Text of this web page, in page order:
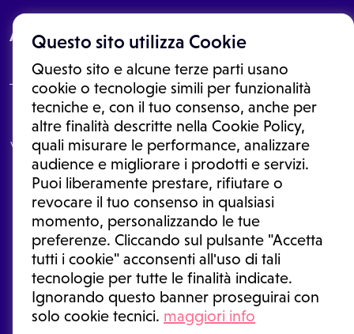
Questo sito utilizza Cookie
Questo sito e alcune terze parti usano
cookie o tecnologie simili per funzionalità
tecniche e, con il tuo consenso, anche per
altre finalità descritte nella Cookie Policy,
quali misurare le performance, analizzare
audience e migliorare i prodotti e servizi.
Puoi liberamente prestare, rifiutare o
revocare il tuo consenso in qualsiasi
momento, personalizzando le tue
preferenze. Cliccando sul pulsante "Accetta
tutti i cookie" acconsenti all'uso di tali
tecnologie per tutte le finalità indicate.
Ignorando questo banner proseguirai con
solo cookie tecnici. maggiori info
About
Le informazioni proposte in questo sito non sono un consulto medico.
In nessun caso, queste informazioni sostituiscono un consulto, una
visita o una diagnosi formulata dal medico. Non si devono considerare
le informazioni disponibili come suggerimenti per la formulazione di
una diagnosi, la determinazione di un trattamento o l'assunzione o
sospensione di un farmaco senza prima consultare un medico di
medicina generale o uno specialista.
Condizioni di utilizzo|Privacy Policy |Gestione cookie
Ⓒ 2026 | Tutti i diritti riservati.